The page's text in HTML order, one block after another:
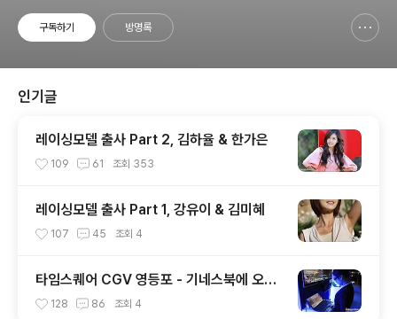
구독하기 방명록
인기글
레이싱모델 출사 Part 2, 김하율 & 한가은
109 61 조회 353
레이싱모델 출사 Part 1, 강유이 & 김미혜
107 45 조회 4
타임스퀘어 CGV 영등포 - 기네스북에 오른
세계에서 가장 큰 극장스크린
128 86 조회 4